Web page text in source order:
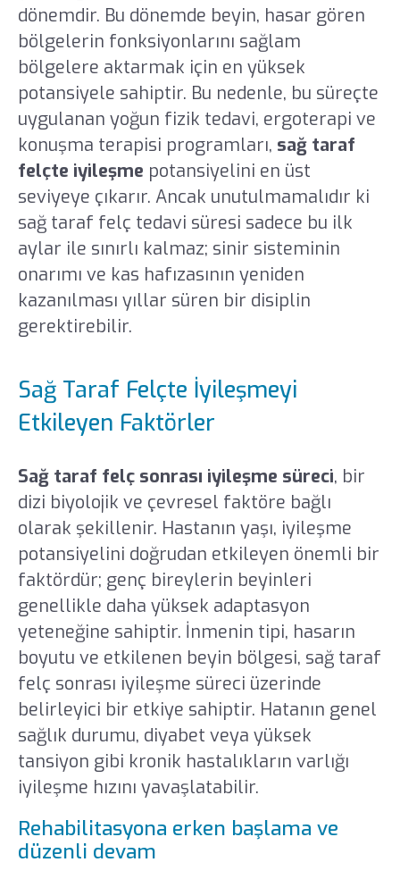
dönemdir. Bu dönemde beyin, hasar gören
bölgelerin fonksiyonlarını sağlam
bölgelere aktarmak için en yüksek
potansiyele sahiptir. Bu nedenle, bu süreçte
uygulanan yoğun fizik tedavi, ergoterapi ve
konuşma terapisi programları, sağ taraf
felçte iyileşme potansiyelini en üst
seviyeye çıkarır. Ancak unutulmamalıdır ki
sağ taraf felç tedavi süresi sadece bu ilk
aylar ile sınırlı kalmaz; sinir sisteminin
onarımı ve kas hafızasının yeniden
kazanılması yıllar süren bir disiplin
gerektirebilir.
Sağ Taraf Felçte İyileşmeyi
Etkileyen Faktörler
Sağ taraf felç sonrası iyileşme süreci, bir
dizi biyolojik ve çevresel faktöre bağlı
olarak şekillenir. Hastanın yaşı, iyileşme
potansiyelini doğrudan etkileyen önemli bir
faktördür; genç bireylerin beyinleri
genellikle daha yüksek adaptasyon
yeteneğine sahiptir. İnmenin tipi, hasarın
boyutu ve etkilenen beyin bölgesi, sağ taraf
felç sonrası iyileşme süreci üzerinde
belirleyici bir etkiye sahiptir. Hatanın genel
sağlık durumu, diyabet veya yüksek
tansiyon gibi kronik hastalıkların varlığı
iyileşme hızını yavaşlatabilir.
Rehabilitasyona erken başlama ve
düzenli devam